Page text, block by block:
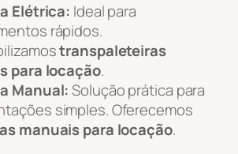
Elétrica: Ideal para
rápidos.
transpaleteiras
para locação.
Manual:Solução prática para
simples. Oferecemos
manuais para locação.